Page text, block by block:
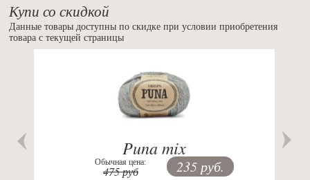
Купи со скидкой
Данные товары доступны по скидке при условии приобретения
товара с текущей страницы
Puna mix
Обычная цена:
475 руб 235 руб.